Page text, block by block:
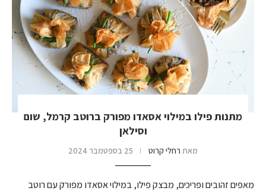
מתנות פילו במילוי אסאדו מפורק ברוטב קרמל, שום
וסילאן
מאת רחלי קרוט 25 בספטמבר 2024
מאפים זהובים ופריכים, מבצק פילו, במילוי אסאדו מפורק עם רוטב